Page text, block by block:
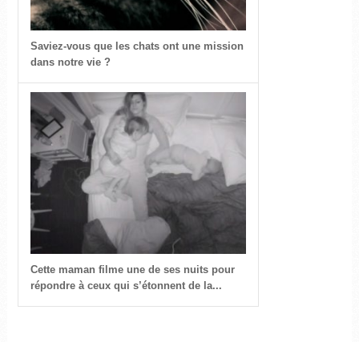
Saviez-vous que les chats ont une mission
dans notre vie ?
Cette maman filme une de ses nuits pour
répondre à ceux qui s’étonnent de la...